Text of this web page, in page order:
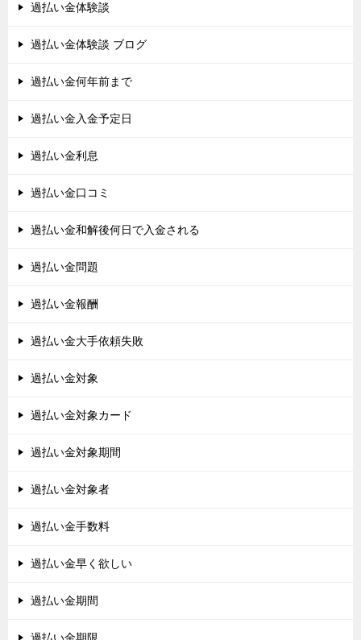
過払い金体験談
過払い金体験談 ブログ
過払い金何年前まで
過払い金入金予定日
過払い金利息
過払い金口コミ
過払い金和解後何日で入金される
過払い金問題
過払い金報酬
過払い金大手依頼失敗
過払い金対象
過払い金対象カード
過払い金対象期間
過払い金対象者
過払い金手数料
過払い金早く欲しい
過払い金期間